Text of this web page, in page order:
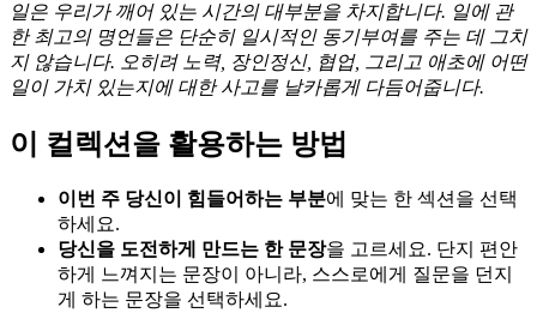
일은 우리가 깨어 있는 시간의 대부분을 차지합니다. 일에 관
한 최고의 명언들은 단순히 일시적인 동기부여를 주는 데 그치
지 않습니다. 오히려 노력, 장인정신, 협업, 그리고 애초에 어떤
일이 가치 있는지에 대한 사고를 날카롭게 다듬어줍니다.
이 컬렉션을 활용하는 방법
이번 주 당신이 힘들어하는 부분에 맞는 한 섹션을 선택
하세요.
당신을 도전하게 만드는 한 문장을 고르세요. 단지 편안
하게 느껴지는 문장이 아니라, 스스로에게 질문을 던지
게 하는 문장을 선택하세요.